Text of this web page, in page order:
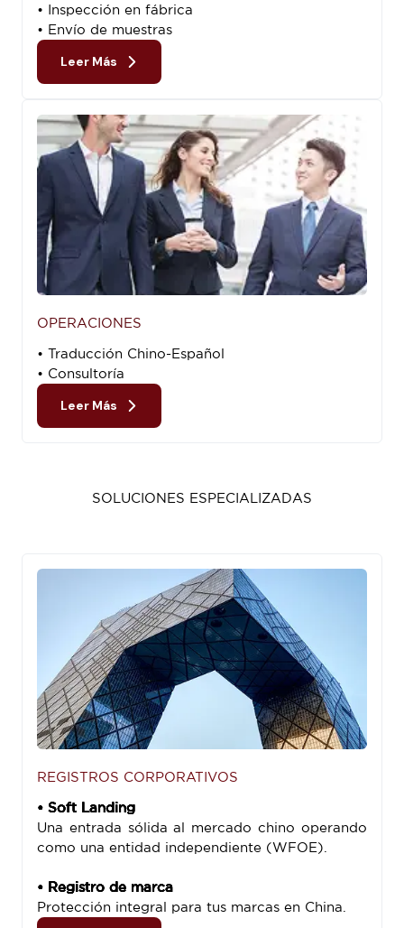
• Inspección en fábrica
• Envío de muestras
Leer Más
OPERACIONES
• Traducción Chino-Español
• Consultoría
Leer Más
SOLUCIONES ESPECIALIZADAS
REGISTROS CORPORATIVOS
• Soft Landing
Una entrada sólida al mercado chino operando
como una entidad independiente (WFOE).
• Registro de marca
Protección integral para tus marcas en China.